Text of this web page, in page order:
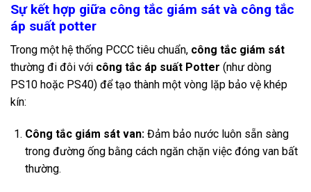
Sự kết hợp giữa công tắc giám sát và công tắc
áp suất potter
Trong một hệ thống PCCC tiêu chuẩn, công tắc giám sát
thường đi đôi với công tắc áp suất Potter (như dòng
PS10 hoặc PS40) để tạo thành một vòng lặp bảo vệ khép
kín:
Công tắc giám sát van:Đảm bảo nước luôn sẵn sàng
trong đường ống bằng cách ngăn chặn việc đóng van bất
thường.